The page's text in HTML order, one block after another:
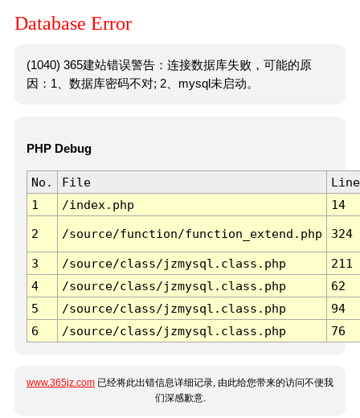
Database Error
(1040) 365建站错误警告：连接数据库失败，可能的原
因：1、数据库密码不对; 2、mysql未启动。
PHP Debug
No. File
Line
1
/index.php 14
2 /source/function/function_extend.php 324
3 /source/class/jzmysql.class.php
211
4
/source/class/jzmysql.class.php
62
5
/source/class/jzmysql.class.php
94
6
/source/class/jzmysql.class.php 76
www.365jz.com 已经将此出错信息详细记录, 由此给您带来的访问不便我
们深感歉意.